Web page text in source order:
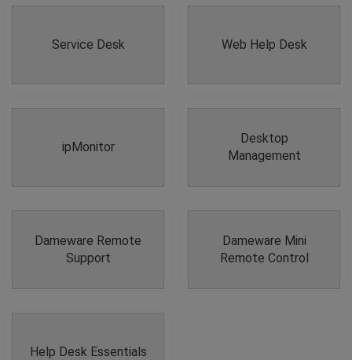
Service Desk Web Help Desk
ipMonitor
Desktop
Management
Dameware Remote
Support
Dameware Mini
Remote Control
Help Desk Essentials